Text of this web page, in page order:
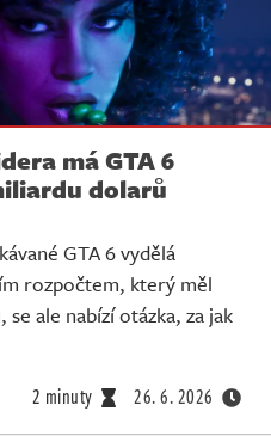
má GTA 6
dolarů
GTA 6 vydělá
rozpočtem, který měl
ale nabízí otázka, za jak
2 minuty 26. 6. 2026